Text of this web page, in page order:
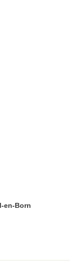
en-Born